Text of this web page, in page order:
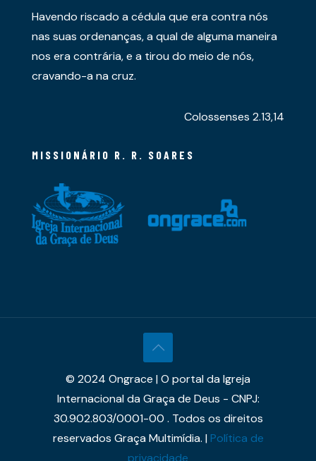
Havendo riscado a cédula que era contra nós
nas suas ordenanças, a qual de alguma maneira
nos era contrária, e a tirou do meio de nós,
cravando-a na cruz.
Colossenses 2.13,14
MISSIONÁRIO R. R. SOARES
© 2024 Ongrace | O portal da Igreja
Internacional da Graça de Deus - CNPJ:
30.902.803/0001-00 . Todos os direitos
reservados Graça Multimídia. |Política de
privacidade